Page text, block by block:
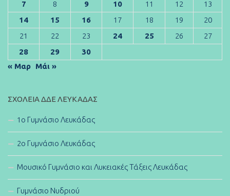
7 8 9 10 11 12
13
14
15 16 17 18 19
20
21
22 23 24 25 26
27
28
29
30
« Μαρ Μάι »
ΣΧΟΛΕΊΑ ΔΔΕ ΛΕΥΚΆΔΑΣ
1ο Γυμνάσιο Λευκάδας
2ο Γυμνάσιο Λευκάδας
Μουσικό Γυμνάσιο και Λυκειακές Τάξεις Λευκάδας
Γυμνάσιο Νυδριού